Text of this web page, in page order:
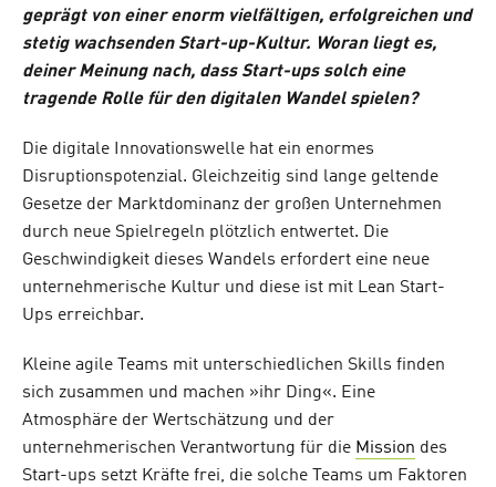
geprägt von einer enorm vielfältigen, erfolgreichen und
stetig wachsenden Start-up-Kultur. Woran liegt es,
deiner Meinung nach, dass Start-ups solch eine
tragende Rolle für den digitalen Wandel spielen?
Die digitale Innovationswelle hat ein enormes
Disruptionspotenzial. Gleichzeitig sind lange geltende
Gesetze der Marktdominanz der großen Unternehmen
durch neue Spielregeln plötzlich entwertet. Die
Geschwindigkeit dieses Wandels erfordert eine neue
unternehmerische Kultur und diese ist mit Lean Start-
Ups erreichbar.
Kleine agile Teams mit unterschiedlichen Skills finden
sich zusammen und machen »ihr Ding«. Eine
Atmosphäre der Wertschätzung und der
unternehmerischen Verantwortung für die Mission des
Start-ups setzt Kräfte frei, die solche Teams um Faktoren